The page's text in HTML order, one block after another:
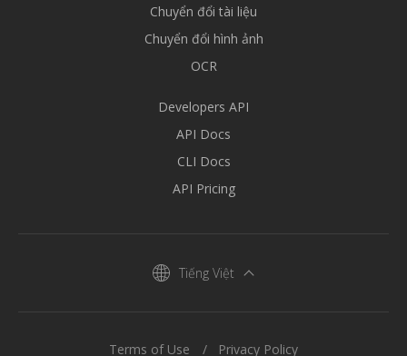
Chuyển đổi tài liệu
Chuyển đổi hình ảnh
OCR
Developers API
API Docs
CLI Docs
API Pricing
Tiếng Việt
Terms of Use Privacy Policy